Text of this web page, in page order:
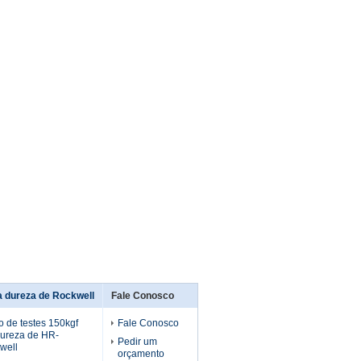
de Rockwell
de testes 150kgf
de HR-
Fale Conosco
Fale Conosco
Pedir um
orçamento